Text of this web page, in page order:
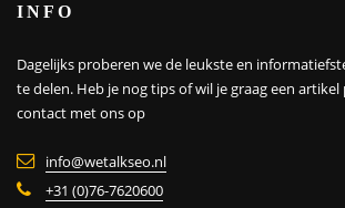
INFO
Dagelijks proberen we de leukste en
te delen. Heb je nog tips of wil je graag een artikel
contact met ons op
info@wetalkseo.nl
+31 (0)76-7620600